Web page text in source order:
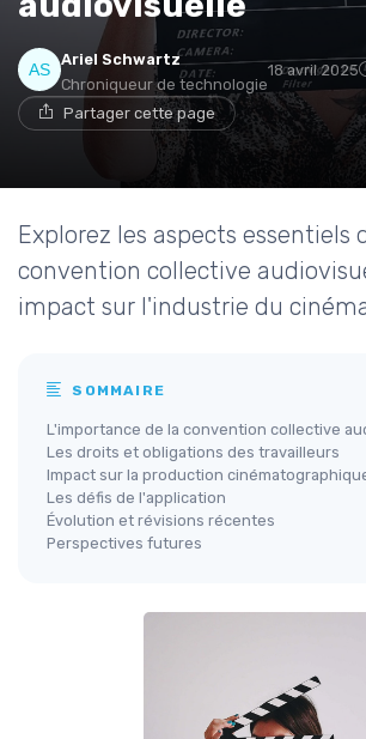
Ariel Schwartz
Chroniqueur de technologie
18 avril 2025
Partager cette page
Explorez les aspects essentiels
convention collective
impact sur l'industrie du
SOMMAIRE
L'importance de la convention collective
Les droits et obligations des travailleurs
Impact sur la production
Les défis de l'application
Évolution et révisions récentes
Perspectives futures
* En rejoignant le club, j'accepte de
de Movies Insiders et les offres de
Non merci, peut-être plus